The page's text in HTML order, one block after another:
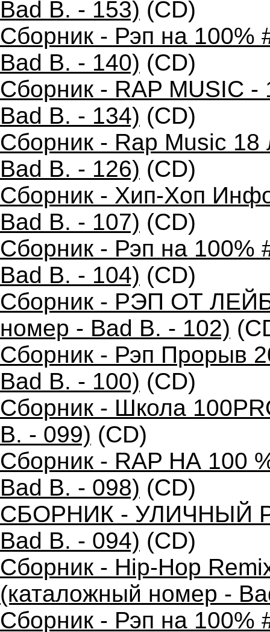
Bad B. - 153) (CD)
Сборник - Рэп на 100%
Bad B. - 140) (CD)
Сборник - RAP MUSIC
Bad B. - 134) (CD)
Сборник - Rap Music
Bad B. - 126) (CD)
Сборник - Хип-Хоп
Bad B. - 107) (CD)
Сборник - Рэп на 100%
Bad B. - 104) (CD)
Сборник - РЭП ОТ
номер - Bad B. - 102)
Сборник - Рэп Прорыв
Bad B. - 100) (CD)
Сборник - Школа
B. - 099) (CD)
Сборник - RAP НА 100
Bad B. - 098) (CD)
СБОРНИК - УЛИЧНЫЙ
Bad B. - 094) (CD)
Сборник - Hip-Hop
(каталожный номер -
Сборник - Рэп на 100%